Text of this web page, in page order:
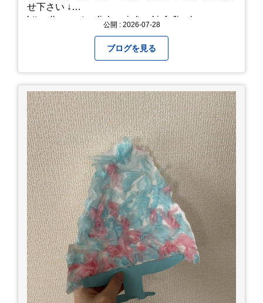
せ下さい ↓
https://www.steerlink.co.jp/truckinfo/live/
公開 : 2026-07-28
ブログを見る